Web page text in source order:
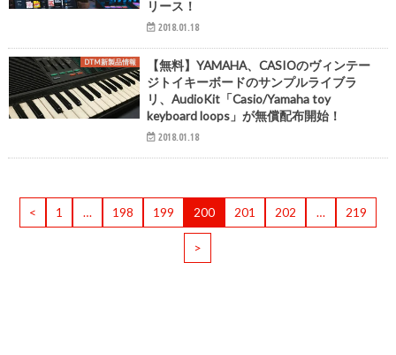
リース！
2018.01.18
DTM新製品情報
【無料】YAMAHA、CASIOのヴィンテー
ジトイキーボードのサンプルライブラ
リ、AudioKit「Casio/Yamaha toy
keyboard loops」が無償配布開始！
2018.01.18
< 1 … 198 199 200 201 202 … 219
>